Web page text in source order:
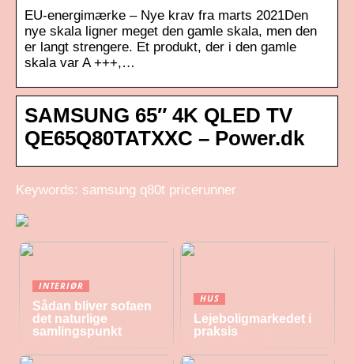
EU-energimærke – Nye krav fra marts 2021Den
nye skala ligner meget den gamle skala, men den
er langt strengere. Et produkt, der i den gamle
skala var A +++,…
SAMSUNG 65″ 4K QLED TV
QE65Q80TATXXC – Power.dk
Keywords: samsung q80t pricerunner
INTERIØR
Sådan bliver sofaen
det naturlige
samlingspunkt
HUS
Lejeboligmarkedet i
praksis